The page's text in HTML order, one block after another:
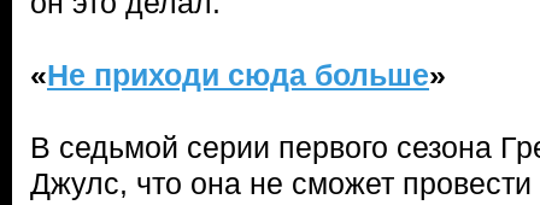
«Не приходи сюда больше»
В седьмой серии первого сезона
Джулс, что она не сможет провести